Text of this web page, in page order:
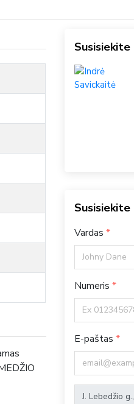
Susisiekite
Susisiekite
Vardas
Numeris
E-paštas